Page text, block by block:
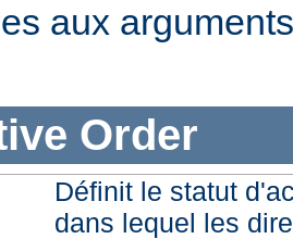
aux
Order
Définit le statut
dans lequel les